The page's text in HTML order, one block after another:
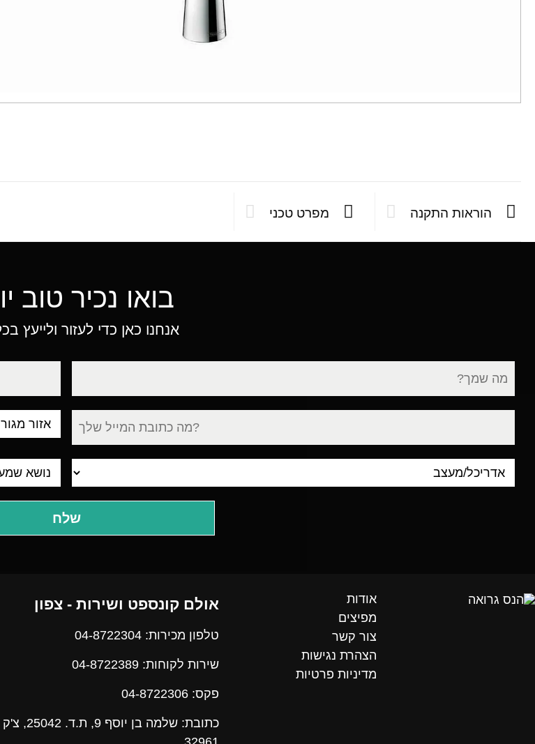
הוראות התקנה מפרט טכני
בואו נכיר טוב
אנחנו כאן כדי לעזור ולייעץ
עיר
מגורים
אודות
מפיצים
צור קשר
הצהרת נגישות
מדיניות פרטיות
אולם קונספט ושירות - צפון
טלפון מכירות: 04-8722304
שירות לקוחות: 04-8722389
פקס:04-8722306
כתובת: שלמה